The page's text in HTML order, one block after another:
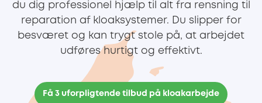
du dig professionel hjælp til alt fra rensning til
reparation af kloaksystemer. Du slipper for
besværet og kan trygt stole på, at arbejdet
udføres hurtigt og effektivt.
Få 3 uforpligtende tilbud på kloakarbejde